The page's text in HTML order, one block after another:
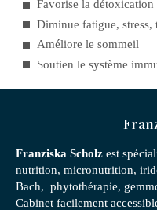
Favorise la détoxication
Diminue fatigue, stress,
Améliore le sommeil
Soutien le système
Franziska Scholz est
nutrition, micronutrition,
Bach, phytothérapie,
Cabinet facilement